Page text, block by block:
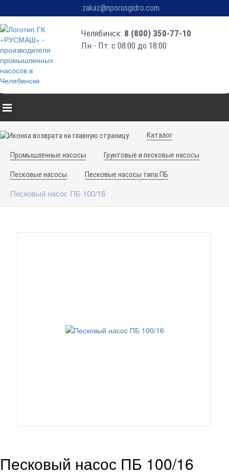
zakaz@nporusgidro.com
Челябинск: 8 (800) 350-77-10
Пн - Пт: с 08:00 до 18:00
Каталог
Промышленные насосы Грунтовые и песковые насосы
Песковые насосы Песковые насосы типа ПБ
Песковый насос ПБ 100/16
Песковый насос ПБ 100/16